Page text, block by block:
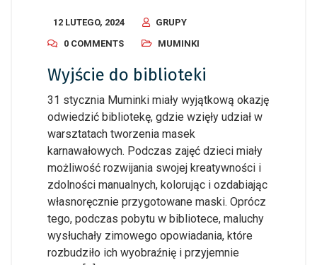
12 LUTEGO, 2024
GRUPY
0 COMMENTS
MUMINKI
Wyjście do biblioteki
31 stycznia Muminki miały wyjątkową okazję
odwiedzić bibliotekę, gdzie wzięły udział w
warsztatach tworzenia masek
karnawałowych. Podczas zajęć dzieci miały
możliwość rozwijania swojej kreatywności i
zdolności manualnych, kolorując i ozdabiając
własnoręcznie przygotowane maski. Oprócz
tego, podczas pobytu w bibliotece, maluchy
wysłuchały zimowego opowiadania, które
rozbudziło ich wyobraźnię i przyjemnie